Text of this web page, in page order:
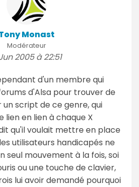
Monast
Modérateur
2005 à 22:51
d'un membre qui
d'Alsa pour trouver de
un script de ce genre, qui
lien en lien à chaque X
qu'il voulait mettre en place
utilisateurs handicapés ne
seul mouvement à la fois, soi
ou une touche de clavier,
lui avoir demandé pourquoi